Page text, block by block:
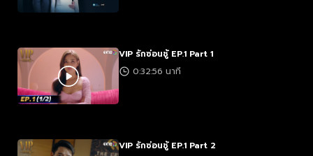
VIP รักซ่อนชู้ EP.1 Part 1
0:32:56 นาที
VIP รักซ่อนชู้ EP.1 Part 2